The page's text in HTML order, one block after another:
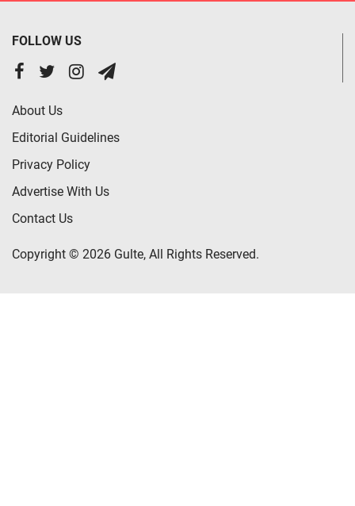
FOLLOW US
About Us
Editorial Guidelines
Privacy Policy
Advertise With Us
Contact Us
Copyright © 2026 Gulte, All Rights Reserved.